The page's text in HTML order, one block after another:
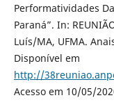
Performatividades
Paraná”. In:
Luís/MA, UFMA.
Disponível em
http://
Acesso em 10/05/